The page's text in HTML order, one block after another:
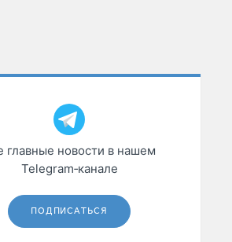
главные новости в нашем
Telegram‑канале
ПОДПИСАТЬСЯ